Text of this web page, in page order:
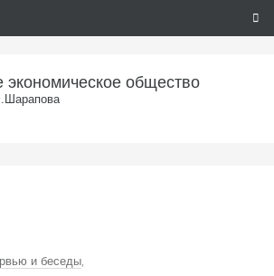
экономическое общество
и беседы,